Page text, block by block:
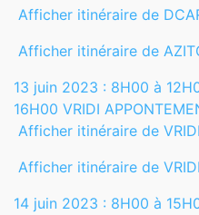
Afficher itinéraire de
Afficher itinéraire de
13 juin 2023 : 8H00 à
16H00 VRIDI
Afficher itinéraire de
Afficher itinéraire de
14 juin 2023 : 8H00 à